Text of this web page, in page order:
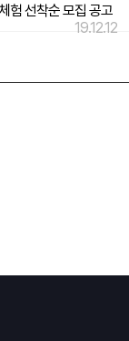
험 선착순 모집 공고
19.12.12